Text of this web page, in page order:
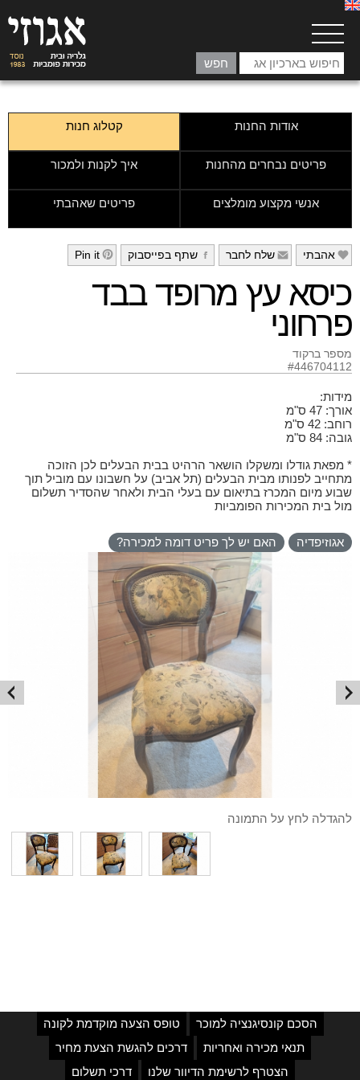
אודות החנות קטלוג חנות
פריטים נבחרים מהחנות איך לקנות ולמכור
אנשי מקצוע מומלצים פריטים שאהבתי
e אהבתי f שלח לחבר g שתף בפייסבוק h
Pin it
כיסא עץ מרופד בבד
פרחוני
מספר ברקוד
#446704112
מידות:
אורך: 47 ס"מ
רוחב: 42 ס"מ
גובה: 84 ס"מ
* מפאת גודלו ומשקלו הושאר הרהיט בבית הבעלים לכן הזוכה
מתחייב לפנותו מבית הבעלים (תל אביב) על חשבונו עם מוביל תוך
שבוע מיום המכרז בתיאום עם בעלי הבית ולאחר שהסדיר תשלום
מול בית המכירות הפומביות
אגוזיפדיה האם יש לך פריט דומה למכירה?
להגדלה לחץ על התמונה
הסכם קונסיגנציה למוכר
טופס הצעה מוקדמת לקונה
תנאי מכירה ואחריות
דרכים להגשת הצעת מחיר
הצטרף לרשימת הדיוור שלנו
דרכי תשלום